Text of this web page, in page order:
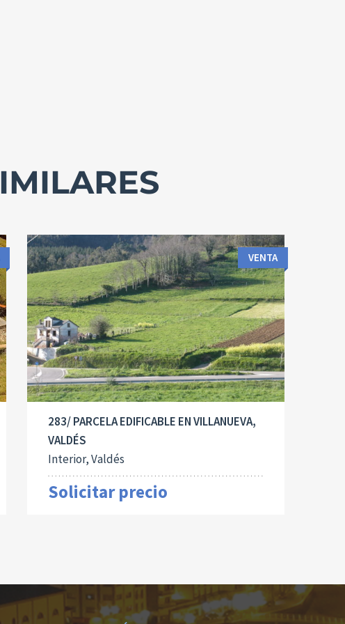
VENTA
283/ PARCELA EDIFICABLE EN VILLANUEVA,
VALDÉS
Interior, Valdés
Solicitar precio